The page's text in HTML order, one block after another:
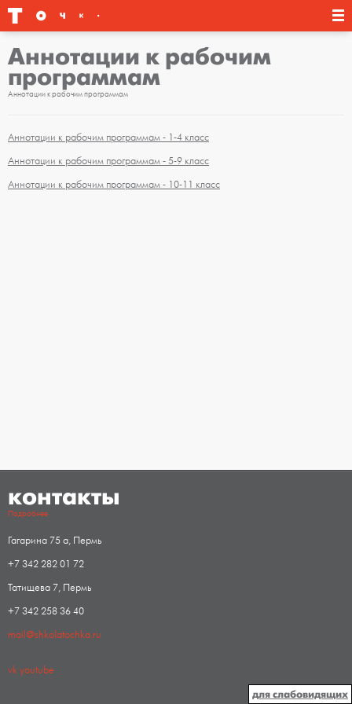
Аннотации к рабочим
программам
Аннотации к рабочим программам
Аннотации к рабочим программам - 1-4 класс
Аннотации к рабочим программам - 5-9 класс
Аннотации к рабочим программам - 10-11 класс
контакты
Подробнее
Гагарина 75 а, Пермь
+7 342 282 01 72
Татищева 7, Пермь
+7 342 258 36 40
mail@shkolatochka.ru
vkyoutube
для слабовидящих